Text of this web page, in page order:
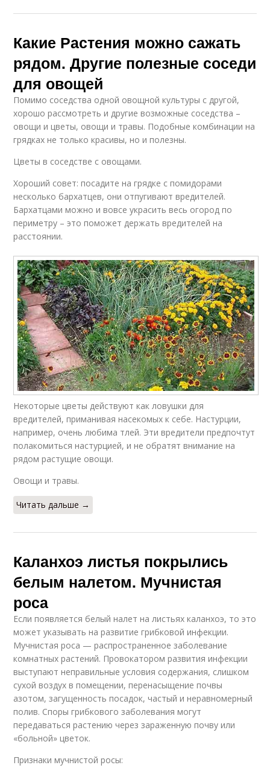
Какие Растения можно сажать
рядом. Другие полезные соседи
для овощей
Помимо соседства одной овощной культуры с другой,
хорошо рассмотреть и другие возможные соседства –
овощи и цветы, овощи и травы. Подобные комбинации на
грядках не только красивы, но и полезны.
Цветы в соседстве с овощами.
Хороший совет: посадите на грядке с помидорами
несколько бархатцев, они отпугивают вредителей.
Бархатцами можно и вовсе украсить весь огород по
периметру – это поможет держать вредителей на
расстоянии.
Некоторые цветы действуют как ловушки для
вредителей, приманивая насекомых к себе. Настурции,
например, очень любима тлей. Эти вредители предпочтут
полакомиться настурцией, и не обратят внимание на
рядом растущие овощи.
Овощи и травы.
Читать дальше →
Каланхоэ листья покрылись
белым налетом. Мучнистая
роса
Если появляется белый налет на листьях каланхоэ, то это
может указывать на развитие грибковой инфекции.
Мучнистая роса — распространенное заболевание
комнатных растений. Провокатором развития инфекции
выступают неправильные условия содержания, слишком
сухой воздух в помещении, перенасыщение почвы
азотом, загущенность посадок, частый и неравномерный
полив. Споры грибкового заболевания могут
передаваться растению через зараженную почву или
«больной» цветок.
Признаки мучнистой росы: